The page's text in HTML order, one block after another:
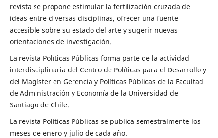
revista se propone estimular la fertilización cruzada de
ideas entre diversas disciplinas, ofrecer una fuente
accesible sobre su estado del arte y sugerir nuevas
orientaciones de investigación.
La revista Políticas Públicas forma parte de la actividad
interdisciplinaria del Centro de Políticas para el Desarrollo y
del Magíster en Gerencia y Políticas Públicas de la Facultad
de Administración y Economía de la Universidad de
Santiago de Chile.
La revista Políticas Públicas se publica semestralmente los
meses de enero y julio de cada año.